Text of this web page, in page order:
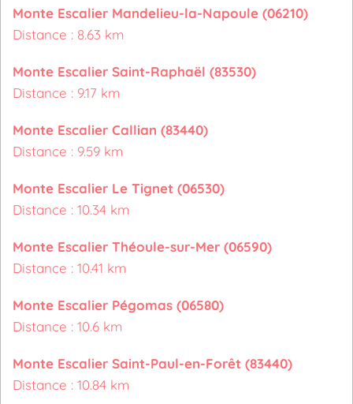
Monte Escalier Mandelieu-la-Napoule (06210)
Distance : 8.63 km
Monte Escalier Saint-Raphaël (83530)
Distance : 9.17 km
Monte Escalier Callian (83440)
Distance : 9.59 km
Monte Escalier Le Tignet (06530)
Distance : 10.34 km
Monte Escalier Théoule-sur-Mer (06590)
Distance : 10.41 km
Monte Escalier Pégomas (06580)
Distance : 10.6 km
Monte Escalier Saint-Paul-en-Forêt (83440)
Distance : 10.84 km